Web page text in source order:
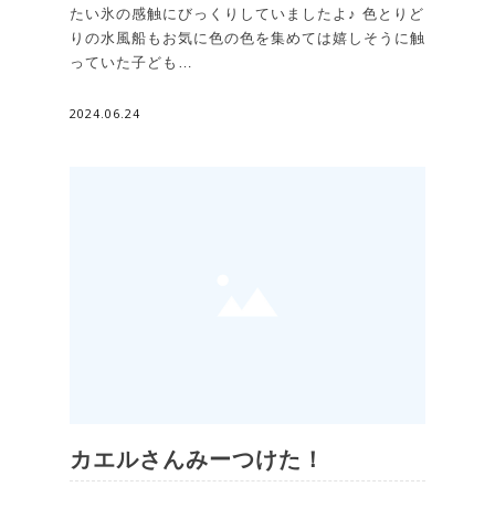
たい氷の感触にびっくりしていましたよ♪ 色とりど
りの水風船もお気に色の色を集めては嬉しそうに触
っていた子ども…
2024.06.24
カエルさんみーつけた！